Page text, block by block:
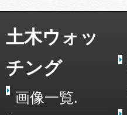
土木ウォッ
チング
画像一覧.